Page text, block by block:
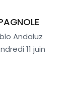
Andaluz
11 juin